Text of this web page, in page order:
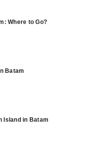
Where to Go?
Batam
Island in Batam